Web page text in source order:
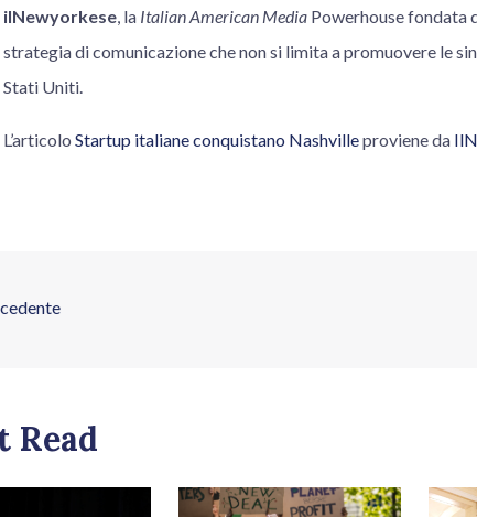
ilNewyorkese, la Italian American Media Powerhouse fondata
strategia di comunicazione che non si limita a promuovere le
Stati Uniti.
L’articolo Startup italiane conquistano Nashvilleproviene da
Read